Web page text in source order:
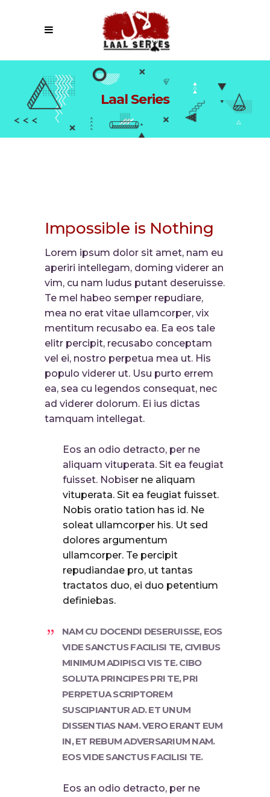
Laal Series
Impossible is Nothing
Lorem ipsum dolor sit amet, nam eu
aperiri intellegam, doming viderer an
vim, cu nam ludus putant deseruisse.
Te mel habeo semper repudiare,
mea no erat vitae ullamcorper, vix
mentitum recusabo ea. Ea eos tale
elitr percipit, recusabo conceptam
vel ei, nostro perpetua mea ut. His
populo viderer ut. Usu purto errem
ea, sea cu legendos consequat, nec
ad viderer dolorum. Ei ius dictas
tamquam intellegat.
Eos an odio detracto, per ne
aliquam vituperata. Sit ea feugiat
fuisset. Nobiser ne aliquam
vituperata. Sit ea feugiat fuisset.
Nobis oratio tation has id. Ne
soleat ullamcorper his. Ut sed
dolores argumentum
ullamcorper. Te percipit
repudiandae pro, ut tantas
tractatos duo, ei duo petentium
definiebas.
NAM CU DOCENDI DESERUISSE, EOS
VIDE SANCTUS FACILISI TE, CIVIBUS
MINIMUM ADIPISCI VIS TE. CIBO
SOLUTA PRINCIPES PRI TE, PRI
PERPETUA SCRIPTOREM
SUSCIPIANTUR AD. ET UNUM
DISSENTIAS NAM. VERO ERANT EUM
IN, ET REBUM ADVERSARIUM NAM.
EOS VIDE SANCTUS FACILISI TE.
Eos an odio detracto, per ne